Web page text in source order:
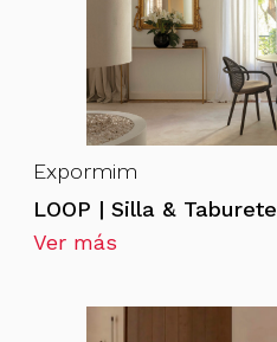
Expormim
LOOP | Silla & Taburete
Ver más